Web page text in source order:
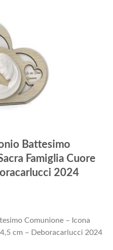
Battesimo
Famiglia Cuore
2024
Comunione – Icona
cm – Deboracarlucci 2024